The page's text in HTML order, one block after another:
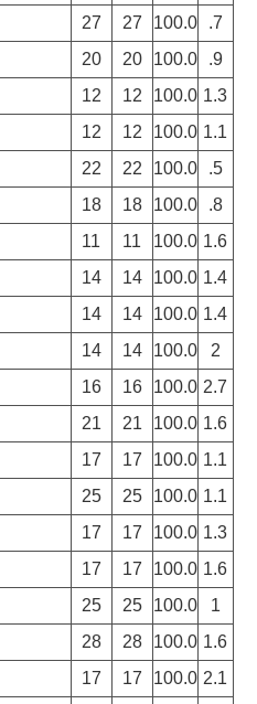
27 27 100.0
.7
20 20 100.0
.9
12 12 100.0 1.3
12 12 100.0 1.1
22 22 100.0
.5
18 18 100.0
.8
11 11 100.0 1.6
14 14 100.0 1.4
14 14 100.0 1.4
14 14 100.0
2
16 16 100.0 2.7
21 21 100.0 1.6
17 17 100.0 1.1
25 25 100.0 1.1
17 17 100.0 1.3
17 17 100.0 1.6
25 25 100.0
1
28 28 100.0 1.6
17 17 100.0 2.1